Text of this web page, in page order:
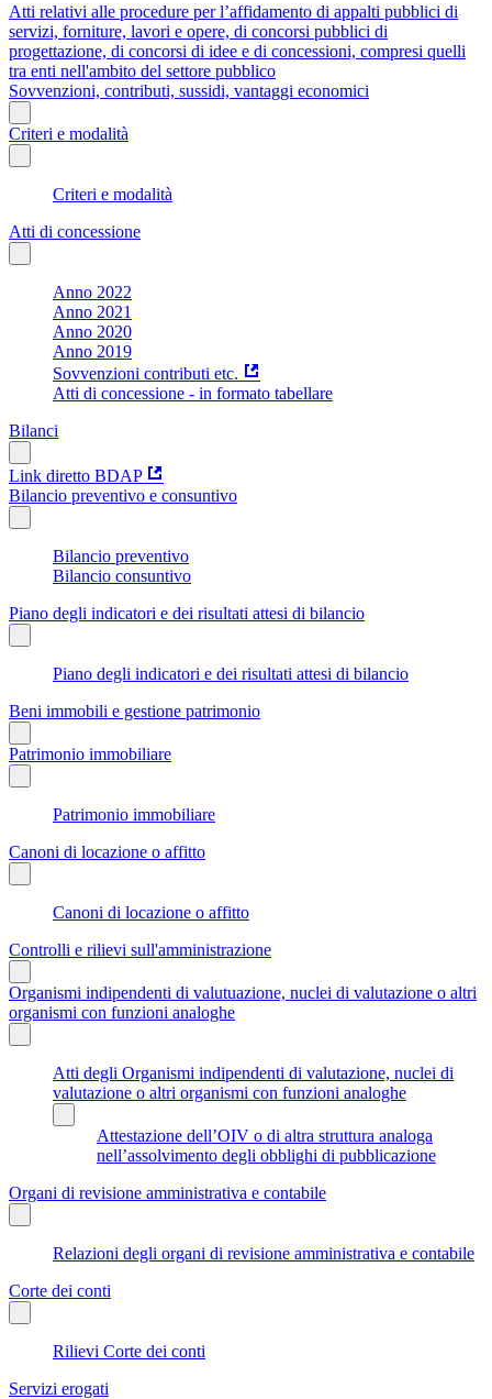
Atti relativi alle procedure per l’affidamento di appalti pubblici di
servizi, forniture, lavori e opere, di concorsi pubblici di
progettazione, di concorsi di idee e di concessioni, compresi quelli
tra enti nell'ambito del settore pubblico
Sovvenzioni, contributi, sussidi, vantaggi economici
Criteri e modalità
Criteri e modalità
Atti di concessione
Anno 2022
Anno 2021
Anno 2020
Anno 2019
Sovvenzioni contributi etc.
Atti di concessione - in formato tabellare
Bilanci
Link diretto BDAP
Bilancio preventivo e consuntivo
Bilancio preventivo
Bilancio consuntivo
Piano degli indicatori e dei risultati attesi di bilancio
Piano degli indicatori e dei risultati attesi di bilancio
Beni immobili e gestione patrimonio
Patrimonio immobiliare
Patrimonio immobiliare
Canoni di locazione o affitto
Canoni di locazione o affitto
Controlli e rilievi sull'amministrazione
Organismi indipendenti di valutuazione, nuclei di valutazione o altri
organismi con funzioni analoghe
Atti degli Organismi indipendenti di valutazione, nuclei di
valutazione o altri organismi con funzioni analoghe
Attestazione dell’OIV o di altra struttura analoga
nell’assolvimento degli obblighi di pubblicazione
Organi di revisione amministrativa e contabile
Relazioni degli organi di revisione amministrativa e contabile
Corte dei conti
Rilievi Corte dei conti
Servizi erogati